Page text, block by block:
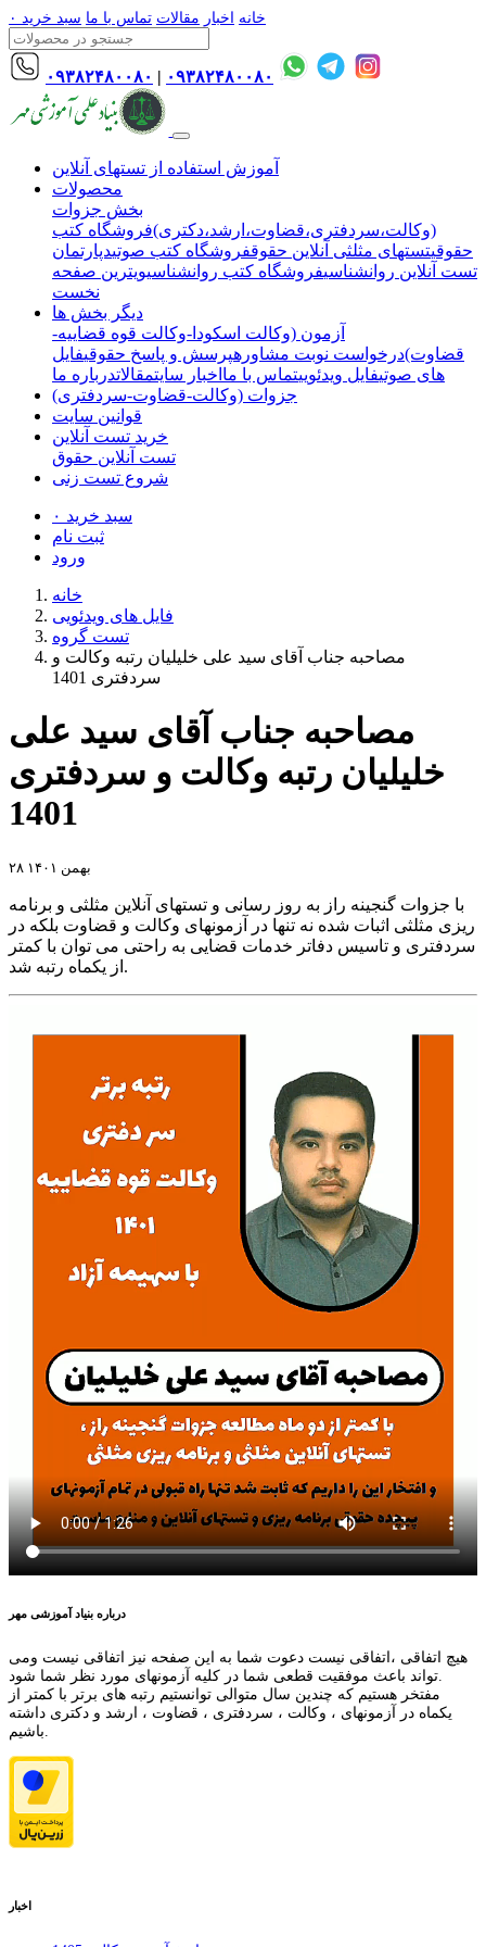
خانه اخبار مقالات تماس با ما سبد خرید ۰
۰۹۳۸۲۴۸۰۰۸۰ | ۰۹۳۸۲۴۸۰۰۸۰
آموزش استفاده از تستهای آنلاین
محصولات
بخش جزوات
(وکالت،سردفتری،قضاوت،ارشد،دکتری)فروشگاه کتب
حقوقیتستهای مثلثی آنلاین حقوقفروشگاه کتب صوتیدپارتمان
تست آنلاین روانشناسیفروشگاه کتب روانشناسیویترین صفحه
نخست
دیگر بخش ها
آزمون (وکالت اسکودا-وکالت قوه قضاییه-
قضاوت)درخواست نوبت مشاورهپرسش و پاسخ حقوقیفایل
های صوتیفایل ویدئوییتماس با ما اخبار سایتمقالاتدرباره ما
جزوات (وکالت-قضاوت-سردفتری)
قوانین سایت
خرید تست آنلاین
تست آنلاین حقوق
شروع تست زنی
سبد خرید ۰
ثبت نام
ورود
خانه
فایل های ویدئویی
تست گروه
مصاحبه جناب آقای سید علی خلیلیان رتبه وکالت و
سردفتری 1401
مصاحبه جناب آقای سید علی
خلیلیان رتبه وکالت و سردفتری
1401
۲۸ بهمن ۱۴۰۱
با جزوات گنجینه راز به روز رسانی و تستهای آنلاین مثلثی و برنامه
ریزی مثلثی اثبات شده نه تنها در آزمونهای وکالت و قضاوت بلکه در
سردفتری و تاسیس دفاتر خدمات قضایی به راحتی می توان با کمتر
از یکماه رتبه شد.
درباره بنیاد آموزشی مهر
هیچ اتفاقی ،اتفاقی نیست دعوت شما به این صفحه نیز اتفاقی نیست ومی
مفتخر هستیم که چندین سال متوالی توانستیم رتبه های برتر با کمتر از
یکماه در آزمونهای ، وکالت ، سردفتری ، قضاوت ، ارشد و دکتری داشته
اخبار